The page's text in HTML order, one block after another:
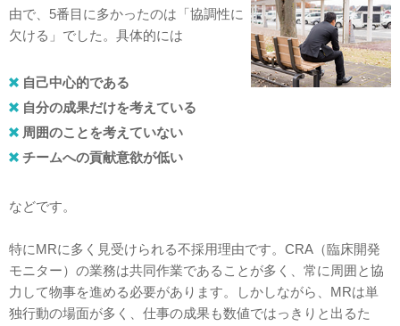
由で、5番目に多かったのは「協調性に
欠ける」でした。具体的には
自己中心的である
自分の成果だけを考えている
周囲のことを考えていない
チームへの貢献意欲が低い
などです。
特にMRに多く見受けられる不採用理由です。CRA（臨床開発
モニター）の業務は共同作業であることが多く、常に周囲と協
力して物事を進める必要があります。しかしながら、MRは単
独行動の場面が多く、仕事の成果も数値ではっきりと出るた